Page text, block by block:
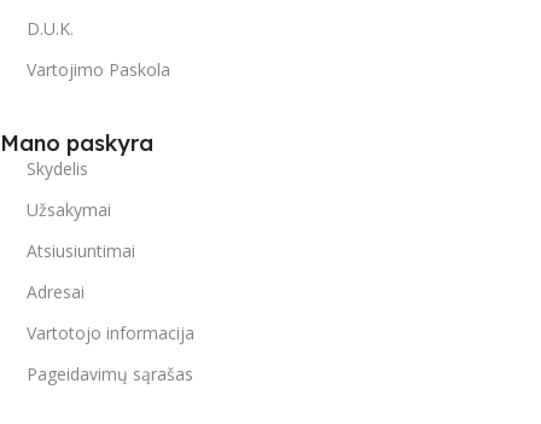
D.U.K.
Vartojimo Paskola
Mano paskyra
Skydelis
Užsakymai
Atsiusiuntimai
Adresai
Vartotojo informacija
Pageidavimų sąrašas